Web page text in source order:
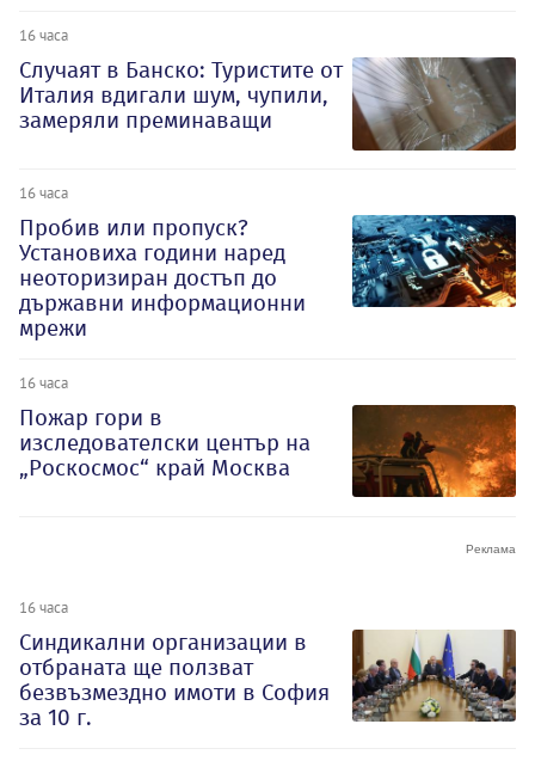
16 часа
Случаят в Банско: Туристите от
Италия вдигали шум, чупили,
замеряли преминаващи
16 часа
Пробив или пропуск?
Установиха години наред
неоторизиран достъп до
държавни информационни
мрежи
16 часа
Пожар гори в
изследователски център на
„Роскосмос“ край Москва
16 часа
Синдикални организации в
отбраната ще ползват
безвъзмездно имоти в София
за 10 г.